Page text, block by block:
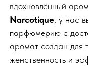
вдохновлённый
Narcotique, у нас
парфюмерию с
аромат создан для
женственность и